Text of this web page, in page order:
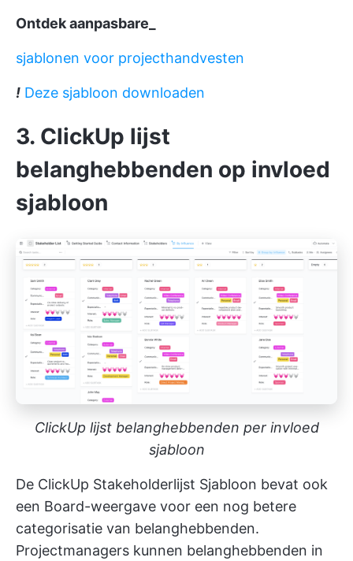
Ontdek aanpasbare_
sjablonen voor projecthandvesten
! Deze sjabloon downloaden
3. ClickUp lijst
belanghebbenden op invloed
sjabloon
ClickUp lijst belanghebbenden per invloed
sjabloon
De ClickUp Stakeholderlijst Sjabloon bevat ook
een Board-weergave voor een nog betere
categorisatie van belanghebbenden.
Projectmanagers kunnen belanghebbenden in